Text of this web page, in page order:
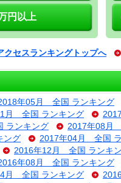
円以上
クセスランキングトップへ
年05月 全国 ランキング
月 全国 ランキング
ランキング 2017年08月
ング 2017年04月 全国
2016年12月 全国 ランキ
年08月 全国 ランキング
月 全国 ランキング